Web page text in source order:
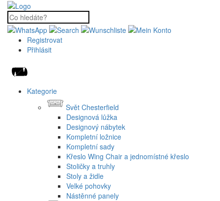
Registrovat
Přihlásit
Kategorie
Svět Chesterfield
Designová lůžka
Designový nábytek
Kompletní ložnice
Kompletní sady
Křeslo Wing Chair a jednomístné křeslo
Stoličky a truhly
Stoly a židle
Velké pohovky
Nástěnné panely